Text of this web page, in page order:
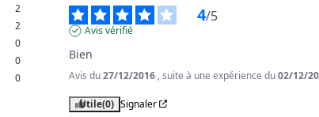
2
2
0
0
0
4/5
Avis vérifié
Bien
Avis du27/12/2016 , suite à une expérience du02/12/
Utile(0) Signaler